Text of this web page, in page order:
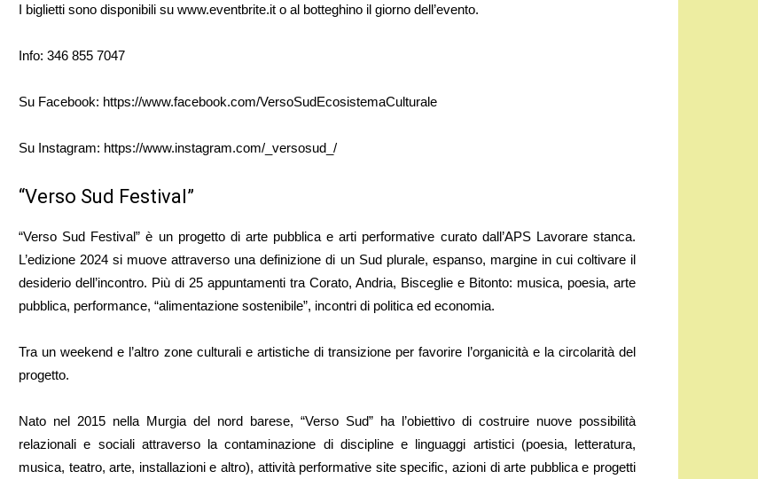
I biglietti sono disponibili su www.eventbrite.it o al botteghino il giorno dell’evento.
Info: 346 855 7047
Su Facebook: https://www.facebook.com/VersoSudEcosistemaCulturale
Su Instagram: https://www.instagram.com/_versosud_/
“Verso Sud Festival”
“Verso Sud Festival” è un progetto di arte pubblica e arti performative curato dall’APS Lavorare stanca.
L’edizione 2024 si muove attraverso una definizione di un Sud plurale, espanso, margine in cui coltivare il
desiderio dell’incontro. Più di 25 appuntamenti tra Corato, Andria, Bisceglie e Bitonto: musica, poesia, arte
pubblica, performance, “alimentazione sostenibile”, incontri di politica ed economia.
Tra un weekend e l’altro zone culturali e artistiche di transizione per favorire l’organicità e la circolarità del
progetto.
Nato nel 2015 nella Murgia del nord barese, “Verso Sud” ha l’obiettivo di costruire nuove possibilità
relazionali e sociali attraverso la contaminazione di discipline e linguaggi artistici (poesia, letteratura,
musica, teatro, arte, installazioni e altro), attività performative site specific, azioni di arte pubblica e progetti